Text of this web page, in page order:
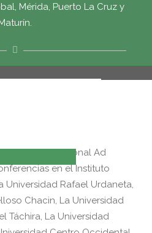
Mérida, Puerto La Cruz y
apoyo institucional Ad
en el Instituto
Universidad Rafael Urdaneta,
Chacin, La Universidad
Táchira, La Universidad